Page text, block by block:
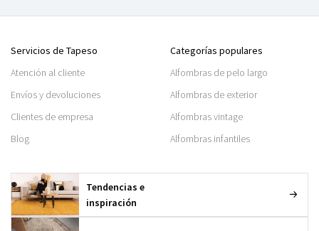
Servicios de Tapeso
Atención al cliente
Envíos y devoluciones
Clientes de empresa
Blog
Categorías populares
Alfombras de pelo largo
Alfombras de exterior
Alfombras vintage
Alfombras infantiles
Tendencias e
inspiración